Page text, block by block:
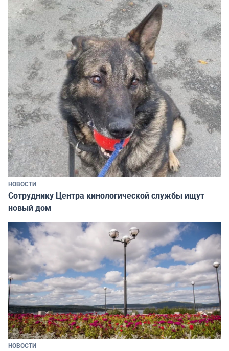
НОВОСТИ
Сотруднику Центра кинологической службы ищут
новый дом
НОВОСТИ